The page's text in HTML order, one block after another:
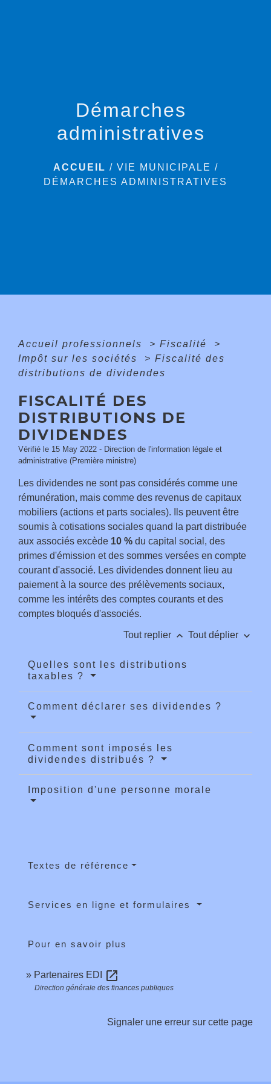
Démarches
administratives
ACCUEIL / VIE MUNICIPALE /
DÉMARCHES ADMINISTRATIVES
Accueil professionnels > Fiscalité
>
Impôt sur les sociétés
> Fiscalité des
distributions de dividendes
FISCALITÉ DES
DISTRIBUTIONS DE
DIVIDENDES
Vérifié le 15 May 2022 - Direction de l'information légale et
administrative (Première ministre)
Les dividendes ne sont pas considérés comme une
rémunération, mais comme des revenus de capitaux
mobiliers (actions et parts sociales). Ils peuvent être
soumis à cotisations sociales quand la part distribuée
aux associés excède 10 % du capital social, des
primes d'émission et des sommes versées en compte
courant d'associé. Les dividendes donnent lieu au
paiement à la source des prélèvements sociaux,
comme les intérêts des comptes courants et des
comptes bloqués d'associés.
Tout replier keyboard_arrow_up Tout déplier keyboard_arrow_down
Quelles sont les distributions
taxables ?
Comment déclarer ses dividendes ?
Comment sont imposés les
dividendes distribués ?
Imposition d'une personne morale
Textes de référence
Services en ligne et formulaires
Pour en savoir plus
Partenaires EDI open_in_new
Direction générale des finances publiques
Signaler une erreur sur cette page